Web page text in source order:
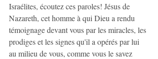
Israélites, écoutez ces paroles! Jésus de
Nazareth, cet homme à qui Dieu a rendu
témoignage devant vous par les miracles, les
prodiges et les signes qu'il a opérés par lui
au milieu de vous, comme vous le savez